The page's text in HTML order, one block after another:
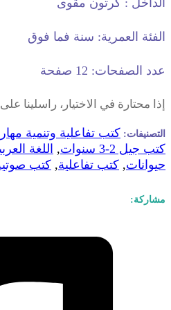
الفئة العمرية: سنة فما فوق
عدد الصفحات: 12 صفحة
إذا محتارة في الاختيار، راسلينا
التصنيفات: كتب تفاعلية وتنمية
كتب جيل 2-3 سنوات
, اللغة
حيوانات, كتب تفاعلية, كتب
مشاركة: